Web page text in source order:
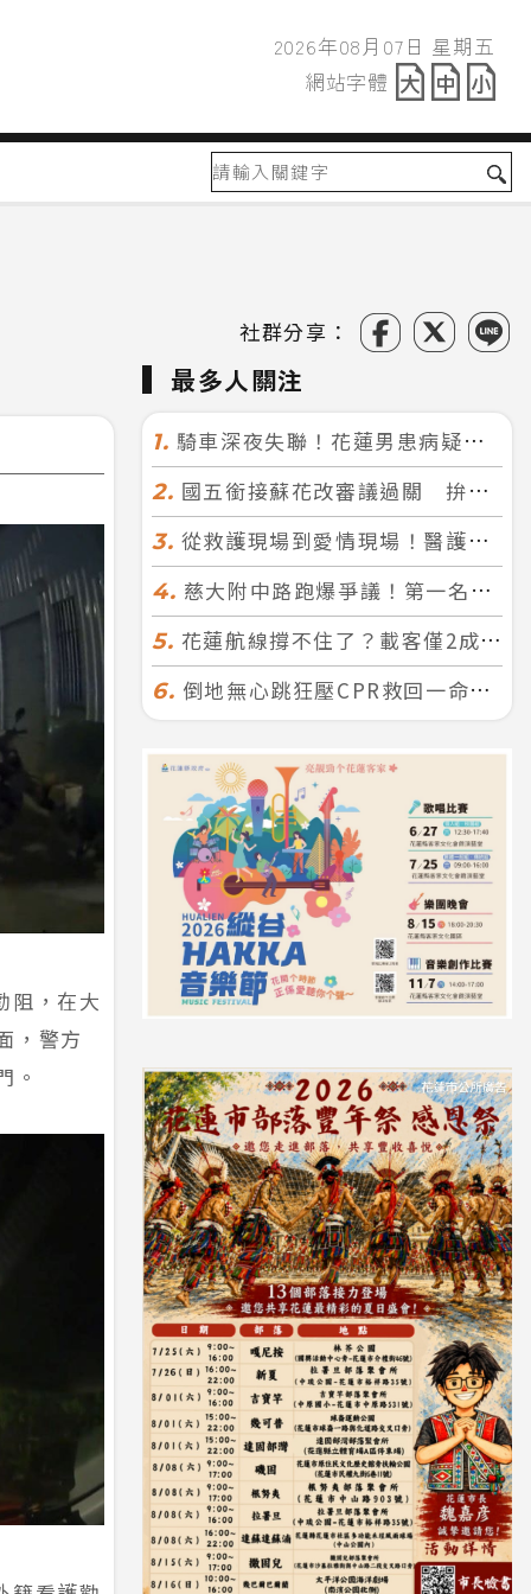
2026年08月07日
網站字體
社群分享：
，在大
，警方
。
最多人關注
1. 騎車深夜失聯！花蓮男患病疑迷途 警徒步百米急尋救回一命
2. 國五銜接蘇花改審議過關 拚明年七月前開工！台北花蓮2小時生活圈成形
3. 從救護現場到愛情現場！醫護×消防浪漫聯誼 32人配對成功5對
4. 慈大附中路跑爆爭議！第一名遭拔又改並列 家長怒：難以接受
5. 花蓮航線撐不住了？載客僅2成、年虧7000萬 華信喊：真的快飛不下去
6. 倒地無心跳狂壓CPR救回一命！警手傷撕裂仍不放手 竟救到藝人何篤霖哥哥
2026年08月07日 星期五
網站字體